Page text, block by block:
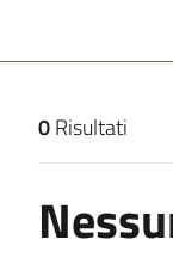
0Risultati